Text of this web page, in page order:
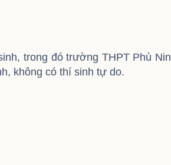
trong đó trường THPT Phù
không có thí sinh tự do.